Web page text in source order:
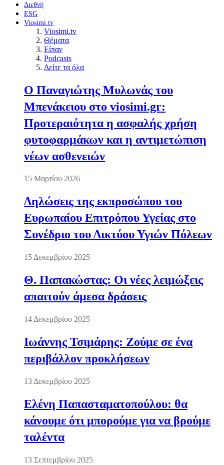
Διεθνή
ESG
Viosimi.tv
Viosimi.tv
Θέματα
Είπαν
Podcasts
Δείτε τα όλα
Ο Παναγιώτης Μυλωνάς του
Μπενάκειου στο viosimi.gr:
Προτεραιότητα η ασφαλής χρήση
φυτοφαρμάκων και η αντιμετώπιση
νέων ασθενειών
15 Μαρτίου 2026
Δηλώσεις της εκπροσώπου του
Ευρωπαίου Επιτρόπου Υγείας στο
Συνέδριο του Δικτύου Υγιών Πόλεων
15 Δεκεμβρίου 2025
Θ. Παπακώστας: Οι νέες λειμώξεις
απαιτούν άμεσα δράσεις
14 Δεκεμβρίου 2025
Ιωάννης Τσιμάρης: Ζούμε σε ένα
περιβάλλον προκλήσεων
13 Δεκεμβρίου 2025
Ελένη Παπασταματοπούλου: θα
κάνουμε ότι μπορούμε για να βρούμε
ταλέντα
13 Σεπτεμβρίου 2025